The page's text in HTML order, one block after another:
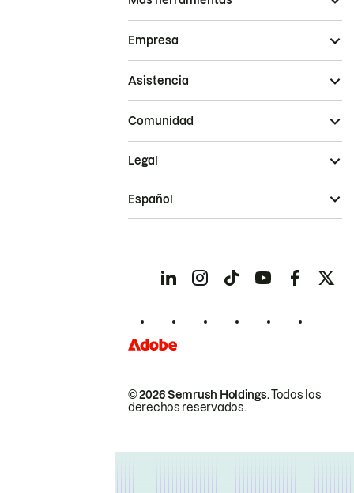
Empresa
Asistencia
Comunidad
© 2026 Semrush Holdings.Todos los
derechos reservados.
Legal
Español